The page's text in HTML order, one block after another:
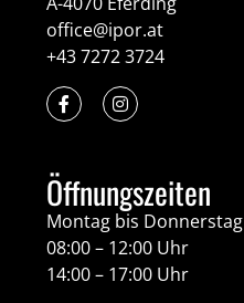
office@ipor.at
+43 7272 3724
Öffnungszeiten
Montag bis Donnerstag
08:00 – 12:00 Uhr
14:00 – 17:00 Uhr